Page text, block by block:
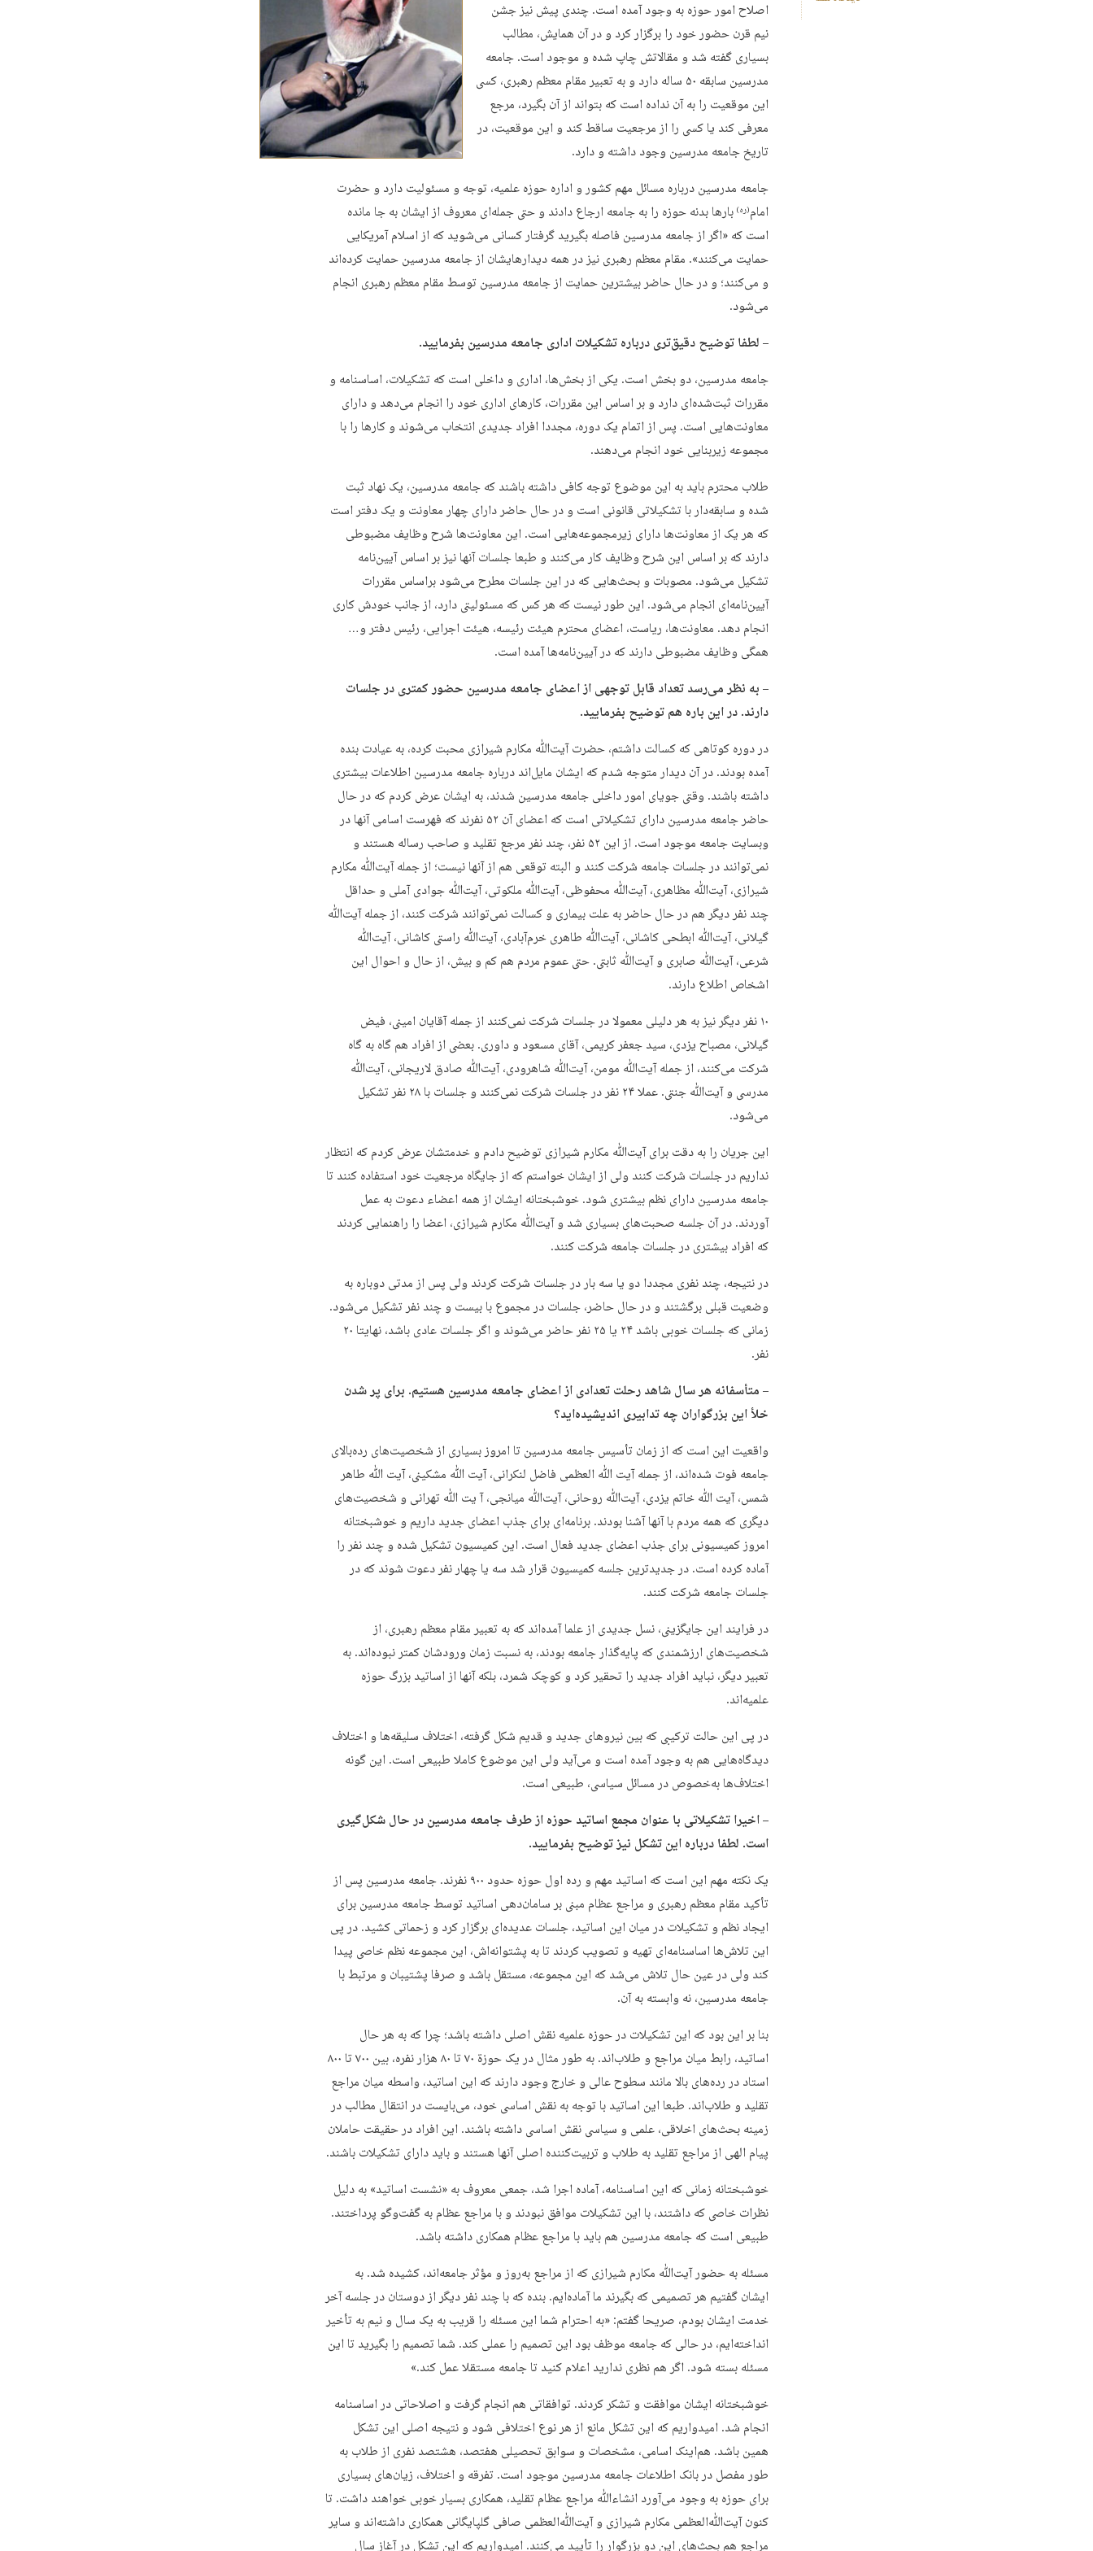
اصلاح امور حوزه به وجود آمده است. چندی پیش نیز جشن
نیم قرن حضور خود را برگزار کرد و در آن همایش، مطالب
بسیاری گفته شد و مقالاتش چاپ شده و موجود است. جامعه
مدرسین‌ سابقه ۵۰ ساله‌ دارد و به تعبیر مقام معظم رهبری، کسی
این موقعیت را به آن نداده است که بتواند از آن بگیرد، مرجع
معرفی کند یا کسی را از مرجعیت ساقط کند و این موقعیت، در
تاریخ جامعه مدرسین وجود داشته و دارد.
جامعه مدرسین درباره مسائل مهم کشور و اداره حوزه علمیه، توجه و مسئولیت دارد و حضرت
امام(ره)بارها بدنه حوزه را به جامعه ارجاع دادند و حتی جمله‌ای معروف از ایشان به جا مانده
است که «اگر از جامعه مدرسین فاصله بگیرید گرفتار کسانی می‌شوید که از اسلام آمریکایی
حمایت می‌کنند». مقام معظم رهبری نیز در همه دیدارهایشان از جامعه مدرسین حمایت کرده‌اند
و می‌کنند؛ و در حال حاضر بیشترین حمایت از جامعه مدرسین توسط مقام معظم رهبری انجام
می‌شود.
– لطفا توضیح دقیق‌تری درباره تشکیلات اداری جامعه مدرسین بفرمایید.
جامعه مدرسین، دو بخش است. یکی از بخش‌ها، اداری و داخلی است که تشکیلات، اساسنامه و
مقررات ثبت‌شده‌ای دارد و بر اساس این مقررات، کارهای اداری خود را انجام می‌دهد و دارای
معاونت‌هایی است. پس از اتمام یک دوره، مجددا افراد جدیدی انتخاب می‌شوند و کارها را با
مجموعه زیربنایی خود انجام می‌دهند.
طلاب محترم باید به این موضوع توجه کافی داشته باشند که جامعه مدرسین، یک نهاد ثبت
شده و سابقه‌دار با تشکیلاتی قانونی است و در حال حاضر دارای چهار معاونت و یک دفتر است
که هر یک از معاونت‌ها دارای زیرمجموعه‌هایی است. این معاونت‌ها شرح وظایف مضبوطی
دارند که بر اساس این شرح وظایف کار می‌کنند و طبعا جلسات آنها نیز بر اساس آیین‌نامه
تشکیل می‌شود. مصوبات و بحث‌هایی که در این جلسات مطرح می‌شود براساس مقررات
آیین‌نامه‌ای انجام می‌شود. این طور نیست که هر کس که مسئولیتی دارد، از جانب خودش کاری
انجام دهد. معاونت‌ها، ریاست، اعضای محترم هیئت رئیسه، هیئت اجرایی، رئیس دفتر و…
همگی وظایف مضبوطی دارند که در آیین‌نامه‌ها آمده است.
– به نظر می‌رسد تعداد قابل توجهی از اعضای جامعه مدرسین حضور کمتری در جلسات
دارند. در این باره هم توضیح بفرمایید.
در دوره کوتاهی که کسالت داشتم، حضرت آیت‌ﷲ مکارم شیرازی محبت کرده، به عیادت بنده
آمده بودند. در آن دیدار متوجه شدم که ایشان مایل‌اند درباره جامعه مدرسین اطلاعات بیشتری
داشته باشند. وقتی جویای امور داخلی جامعه مدرسین شدند، به ایشان عرض کردم که در حال
حاضر جامعه مدرسین دارای تشکیلاتی است که اعضای آن ۵۲ نفرند که فهرست اسامی آنها در
وبسایت جامعه موجود است. از این ۵۲ نفر، چند نفر مرجع تقلید و صاحب رساله هستند و
نمی‌توانند در جلسات جامعه شرکت کنند و البته توقعی هم از آنها نیست؛ از جمله آیت‌ﷲ مکارم
شیرازی، آیت‌ﷲ مظاهری، آیت‌ﷲ محفوظی، آیت‌ﷲ ملکوتی، آیت‌ﷲ جوادی آملی و حداقل
چند نفر دیگر هم در حال حاضر به علت بیماری و کسالت نمی‌توانند شرکت کنند، از جمله آیت‌ﷲ
گیلانی، آیت‌ﷲ ابطحی کاشانی، آیت‌ﷲ طاهری خرم‌آبادی، آیت‌ﷲ راستی کاشانی، آیت‌ﷲ
شرعی، آیت‌ﷲ صابری و آیت‌ﷲ ثابتی. حتی عموم مردم هم کم و بیش، از حال و احوال این
اشخاص اطلاع دارند.
۱۰ نفر دیگر نیز به هر دلیلی معمولا در جلسات شرکت نمی‌کنند از جمله آقایان امینی، فیض
گیلانی، مصباح یزدی، سید جعفر کریمی، آقای مسعود و داوری. بعضی از افراد هم گاه به گاه
شرکت می‌کنند، از جمله آیت‌ﷲ مومن، آیت‌ﷲ شاهرودی، آیت‌ﷲ صادق لاریجانی، آیت‌ﷲ
مدرسی و آیت‌ﷲ جنتی. عملا ۲۴ نفر در جلسات شرکت نمی‌کنند و جلسات با ۲۸ نفر تشکیل
می‌شود.
این جریان را به دقت برای آیت‌ﷲ مکارم شیرازی توضیح دادم و خدمتشان عرض کردم که انتظار
نداریم در جلسات شرکت کنند ولی از ایشان خواستم که از جایگاه مرجعیت خود استفاده کنند تا
جامعه مدرسین دارای نظم بیشتری شود. خوشبختانه ایشان از همه اعضاء دعوت به عمل
آوردند. در آن جلسه صحبت‌های بسیاری شد و آیت‌ﷲ مکارم شیرازی، اعضا را راهنمایی کردند
که افراد بیشتری در جلسات جامعه شرکت کنند.
در نتیجه، چند نفری مجددا دو یا سه بار در جلسات شرکت کردند ولی پس از مدتی دوباره به
وضعیت قبلی برگشتند و در حال حاضر، جلسات در مجموع با بیست و چند نفر تشکیل می‌شود.
زمانی که جلسات خوبی باشد ۲۴ یا ۲۵ نفر حاضر می‌شوند و اگر جلسات عادی باشد، نهایتا ۲۰
نفر.
– متأسفانه هر سال شاهد رحلت تعدادی از اعضای جامعه مدرسین هستیم. برای پر شدن
خلأ این بزرگواران چه تدابیری اندیشیده‌اید؟
واقعیت این است که از زمان تأسیس جامعه مدرسین تا امروز بسیاری از شخصیت‌های رده‌بالای
جامعه فوت شده‌اند، از جمله آيت ﷲ العظمی فاضل لنكرانی، آيت ﷲ مشكينی، آيت ﷲ طاهر
شمس، آيت ﷲ خاتم يزدی، آیت‌ﷲ روحانی، آیت‌ﷲ میانجی، آ يت ﷲ تهرانی و شخصیت‌های
دیگری که همه مردم با آنها آشنا بودند. برنامه‌ای برای جذب اعضای جدید داریم و خوشبختانه
امروز کمیسیونی برای جذب اعضای جدید فعال است. این کمیسیون تشکیل شده و چند نفر را
آماده کرده است. در جدیدترین جلسه کمیسیون قرار شد سه یا چهار نفر دعوت شوند که در
جلسات جامعه شرکت کنند.
در فرایند این جایگزینی، نسل جدیدی از علما آمده‌اند که به تعبیر مقام معظم رهبری، از
شخصیت‌های ارزشمندی که پایه‌گذار جامعه بودند، به نسبت زمان ورودشان کمتر نبوده‌اند. به
تعبیر دیگر، نباید افراد جدید را تحقیر کرد و کوچک شمرد، بلکه آنها از اساتید بزرگ حوزه
علمیه‌اند.
در پی این حالت ترکیبی که بین نیروهای جدید و قدیم شکل گرفته، اختلاف سلیقه‌ها و اختلاف‌
دیدگاه‌هایی هم به وجود آمده است و می‌آید ولی این موضوع کاملا طبیعی است. این گونه
اختلاف‌ها به‌خصوص در مسائل سیاسی، طبیعی است.
– اخیرا تشکیلاتی با عنوان مجمع اساتید حوزه از طرف جامعه مدرسین در حال شکل‌گیری
است. لطفا درباره این تشکل نیز توضیح بفرمایید.
یک نکته مهم این است که اساتید مهم و رده اول حوزه حدود ۹۰۰ نفرند. جامعه مدرسین پس از
تأکید مقام معظم رهبری و مراجع عظام مبنی بر سامان‌دهی اساتید توسط جامعه مدرسین برای
ایجاد نظم و تشکیلات در میان این اساتید، جلسات عدیده‌ای برگزار کرد و زحماتی کشید. در پی
این تلاش‌ها اساسنامه‌ای تهیه و تصویب کردند تا به پشتوانه‌اش، این مجموعه نظم خاصی پیدا
کند ولی در عین حال تلاش می‌شد که این مجموعه، مستقل باشد و صرفا پشتیبان و مرتبط با
جامعه مدرسین، نه وابسته به آن.
بنا بر این بود که این تشکیلات در حوزه علمیه نقش اصلی داشته باشد؛ چرا که به هر حال
اساتید، رابط میان مراجع و طلاب‌اند. به طور مثال در یک حوزة ۷۰ تا ۸۰ هزار نفره، بین ۷۰۰ تا ۸۰۰
استاد در رده‌های بالا مانند سطوح عالی و خارج وجود دارند که این اساتید، واسطه میان مراجع
تقلید و طلاب‌اند. طبعا این اساتید با توجه به نقش اساسی‌ خود، می‌بایست در انتقال مطالب در
زمینه بحث‌های اخلاقی، علمی و سیاسی نقش اساسی داشته باشند. این افراد در حقیقت حاملان
پیام الهی از مراجع تقلید به طلاب‌ و تربیت‌کننده اصلی آنها هستند و باید دارای تشکیلات باشند.
خوشبختانه زمانی که این اساسنامه، آماده اجرا شد، جمعی معروف به «نشست اساتید» به دلیل
نظرات خاصی که داشتند، با این تشکیلات موافق نبودند و با مراجع عظام به گفت‌وگو پرداختند.
طبیعی است که جامعه مدرسین هم باید با مراجع عظام همکاری داشته باشد.
مسئله به حضور آیت‌ﷲ مکارم شیرازی که از مراجع به‌روز و مؤثر جامعه‌اند، کشیده شد. به
ایشان گفتیم هر تصمیمی که بگیرند ما آماده‌ایم. بنده که با چند نفر دیگر از دوستان در جلسه آخر
خدمت ایشان بودم، صریحا گفتم: «به احترام شما این مسئله را قریب به یک سال و نیم به تأخیر
انداخته‌ایم، در حالی که جامعه موظف بود این تصمیم را عملی کند. شما تصمیم را بگیرید تا این
مسئله بسته شود. اگر هم نظری ندارید اعلام کنید تا جامعه مستقلا عمل کند.»
خوشبختانه ایشان موافقت و تشکر کردند. توافقاتی هم انجام گرفت و اصلاحاتی در اساسنامه
انجام شد. امیدواریم که این تشکل مانع از هر نوع اختلافی شود و نتیجه اصلی این تشکل
همین باشد. هم‌اینک اسامی، مشخصات و سوابق تحصیلی هفتصد، هشتصد نفری از طلاب به
طور مفصل در بانک اطلاعات جامعه مدرسین موجود است. تفرقه و اختلاف، زیان‌های بسیاری
برای حوزه به وجود می‌آورد انشاءﷲ مراجع عظام تقلید، همکاری بسیار خوبی خواهند داشت. تا
کنون آیت‌ﷲ‌العظمی مکارم شیرازی و آیت‌ﷲ‌العظمی صافی گلپایگانی همکاری داشته‌اند و سایر
مراجع هم بحث‌های این دو بزرگوار را تأیید می‌کنند. امیدواریم که این تشکل در آغاز سال